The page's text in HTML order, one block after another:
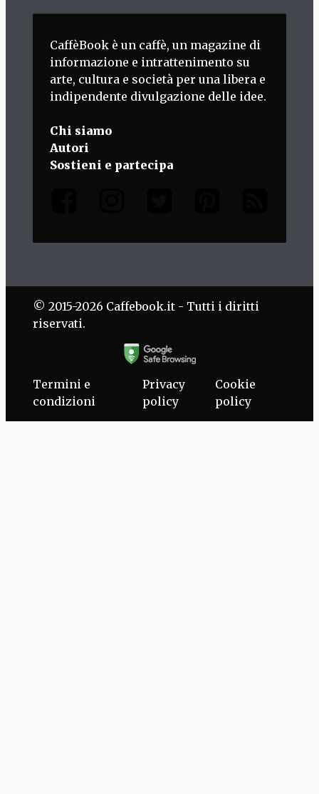
CaffèBook è un caffè, un magazine di
informazione e intrattenimento su
arte, cultura e società per una libera e
indipendente divulgazione delle idee.
Chi siamo
Autori
Sostieni e partecipa
© 2015-2026 Caffebook.it - Tutti i diritti
riservati.
Termini e
condizioni
Privacy
policy
Cookie
policy